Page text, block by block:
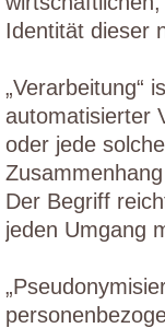
Identität dieser
„Verarbeitung“
automatisierter
oder jede
Der Begriff
jeden Umgang